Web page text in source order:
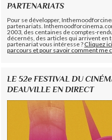
PARTENARIATS
Pour se développer,
partenariats.
2003, des centaines de comptes-
décernés, des articles qui arrivent en
partenariat vous intéresse ?Cliquez
parcours et pour savoir comment me
LE 52e FESTIVAL DU
DEAUVILLE EN DIRECT